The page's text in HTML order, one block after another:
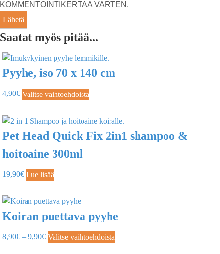
KOMMENTOINTIKERTAA VARTEN.
Saatat myös pitää...
Pyyhe, iso 70 x 140 cm
4,90€ Valitse vaihtoehdoista
Pet Head Quick Fix 2in1 shampoo &
hoitoaine 300ml
19,90€ Lue lisää
Koiran puettava pyyhe
8,90€ – 9,90€ Valitse vaihtoehdoista